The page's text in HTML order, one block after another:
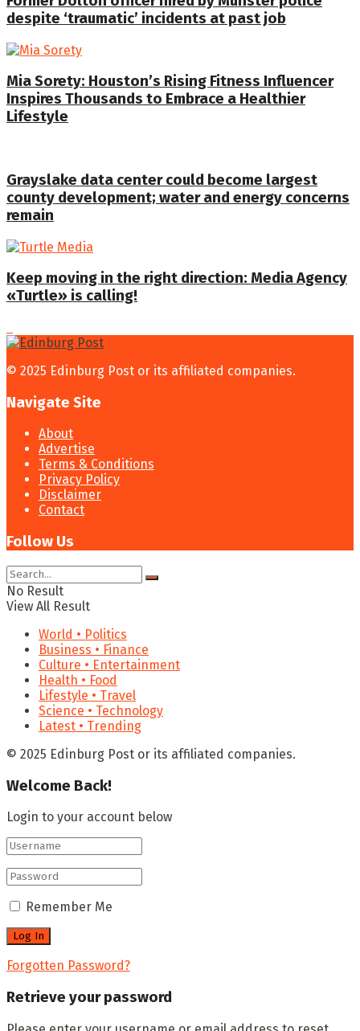
despite ‘traumatic’ incidents at past job
Mia Sorety: Houston’s Rising Fitness Influencer
Inspires Thousands to Embrace a Healthier
Lifestyle
Grayslake data center could become largest
county development; water and energy concerns
remain
Keep moving in the right direction: Media Agency
«Turtle» is calling!
© 2025 Edinburg Post or its affiliated companies.
Navigate Site
About
Advertise
Terms & Conditions
Privacy Policy
Disclaimer
Contact
Follow Us
No Result
View All Result
World • Politics
Business • Finance
Culture • Entertainment
Health • Food
Lifestyle • Travel
Science • Technology
Latest • Trending
© 2025 Edinburg Post or its affiliated companies.
Welcome Back!
Login to your account below
Remember Me
Forgotten Password?
Retrieve your password